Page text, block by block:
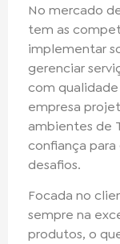
No mercado
tem as
implementar
gerenciar
com
empresa
ambientes de
confiança para
desafios.
Focada no
sempre na
produtos, o